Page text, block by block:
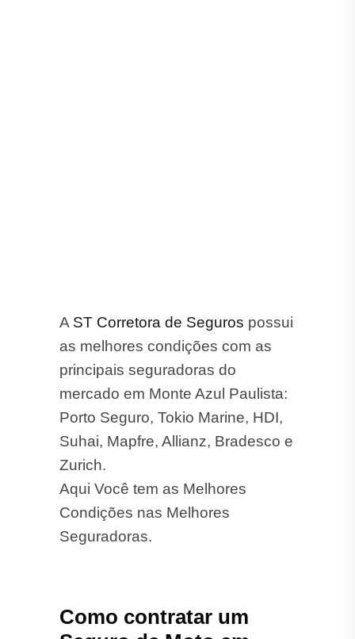
A ST Corretora de Seguros possui
as melhores condições com as
principais seguradoras do
mercado em Monte Azul Paulista:
Porto Seguro, Tokio Marine, HDI,
Suhai, Mapfre, Allianz, Bradesco e
Zurich.
Aqui Você tem as Melhores
Condições nas Melhores
Seguradoras.
Como contratar um